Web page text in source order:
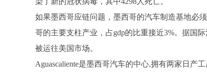
如果墨西哥应链问题，墨西哥的汽车制造基地必
哥的主要支柱产业，占gdp的比重接近3%。据国
被运往美国市场。
Aguascaliente是墨西哥汽车的中心,拥有两家日产